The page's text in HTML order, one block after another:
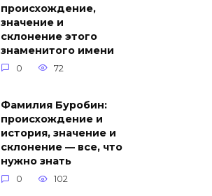
происхождение,
значение и
склонение этого
знаменитого имени
0 72
Фамилия Буробин:
происхождение и
история, значение и
склонение — все, что
нужно знать
0 102